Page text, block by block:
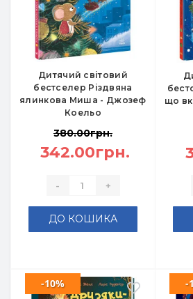
Дитячий світовий
бестселер Різдвяна
ялинкова Миша - Джозеф
Коельо
380.00грн.
342.00грн.
- +
ДО КОШИКА
що
-10% -